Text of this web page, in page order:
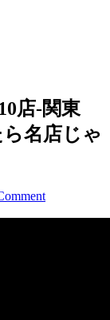
店-関東
名店じゃ